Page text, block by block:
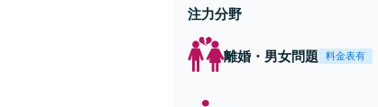
注力分野
離婚・男女問題 料金表有